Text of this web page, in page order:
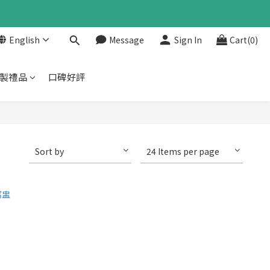
English Message Sign In Cart(0)
禮品 口碑好評
Sort by 24 Items per page